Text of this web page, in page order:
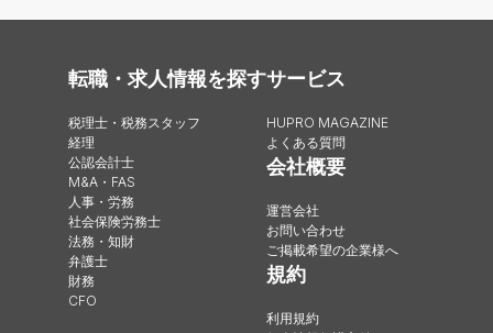
転職・求人情報を探す
税理士・税務スタッフ
経理
公認会計士
M&A・FAS
人事・労務
社会保険労務士
法務・知財
弁護士
財務
CFO
サービス
HUPRO MAGAZINE
よくある質問
会社概要
運営会社
お問い合わせ
ご掲載希望の企業様へ
規約
利用規約